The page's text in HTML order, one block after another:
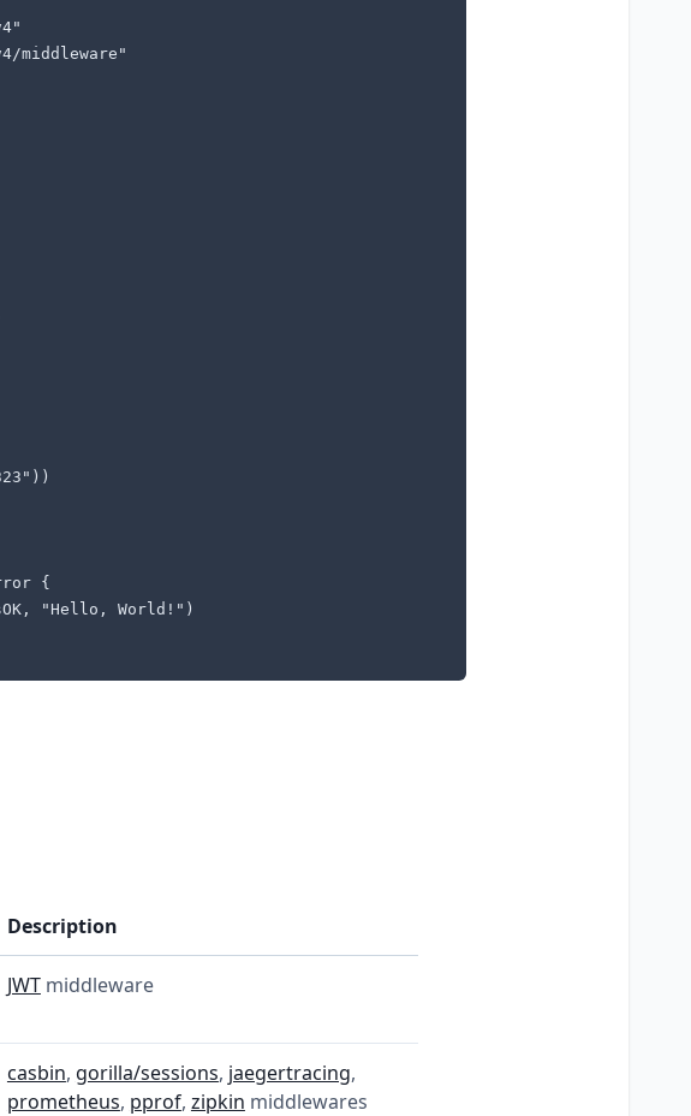
middleware"
{
"Hello, World!")
Description
JWTmiddleware
casbin, gorilla/sessions, jaegertracing,
prometheus, pprof, zipkin middlewares